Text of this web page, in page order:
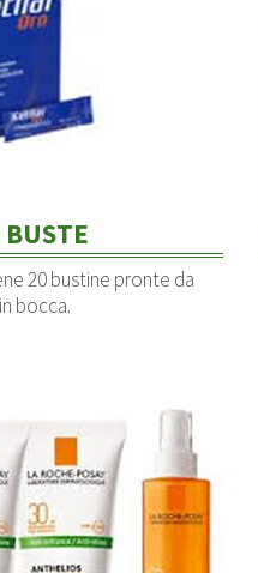
20 bustine pronte da
bocca.